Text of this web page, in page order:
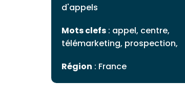
d'appels
Mots clefs : appel, centre,
télémarketing, prospection,
Région : France